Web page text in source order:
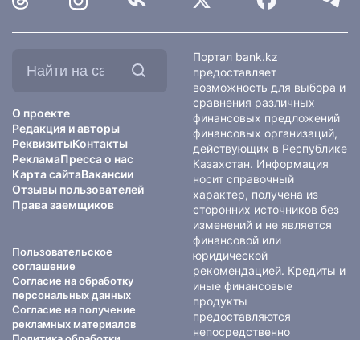
О проекте
Редакция и авторы
РеквизитыКонтакты
РекламаПресса о нас
Карта сайтаВакансии
Отзывы пользователей
Права заемщиков
Пользовательское
соглашение
Согласие на обработку
персональных данных
Согласие на получение
рекламных материалов
Портал bank.kz
предоставляет
возможность для выбора и
сравнения различных
финансовых предложений
финансовых организаций,
действующих в Республике
Казахстан. Информация
носит справочный
характер, получена из
сторонних источников без
изменений и не является
финансовой или
юридической
рекомендацией. Кредиты и
иные финансовые
продукты
предоставляются
непосредственно